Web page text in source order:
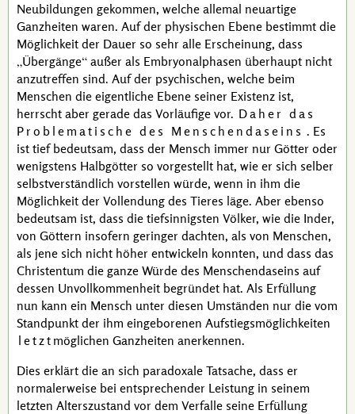
Neubildungen gekommen, welche allemal neuartige
Ganzheiten waren. Auf der physischen Ebene bestimmt die
Möglichkeit der Dauer so sehr alle Erscheinung, dass
Übergänge außer als Embryonalphasen überhaupt nicht
anzutreffen sind. Auf der psychischen, welche beim
Menschen die eigentliche Ebene seiner Existenz ist,
herrscht aber gerade das Vorläufige vor. Daher das
Problematische des Menschendaseins . Es
ist tief bedeutsam, dass der Mensch immer nur Götter oder
wenigstens Halbgötter so vorgestellt hat, wie er sich selber
selbstverständlich vorstellen würde, wenn in ihm die
Möglichkeit der Vollendung des Tieres läge. Aber ebenso
bedeutsam ist, dass die tiefsinnigsten Völker, wie die Inder,
von Göttern insofern geringer dachten, als von Menschen,
als jene sich nicht höher entwickeln konnten, und dass das
Christentum die ganze Würde des Menschendaseins auf
dessen Unvollkommenheit begründet hat. Als Erfüllung
nun kann ein Mensch unter diesen Umständen nur die vom
Standpunkt der ihm eingeborenen Aufstiegsmöglichkeiten
letzt möglichen Ganzheiten anerkennen.
Dies erklärt die an sich paradoxale Tatsache, dass er
normalerweise bei entsprechender Leistung in seinem
letzten Alterszustand vor dem Verfalle seine Erfüllung